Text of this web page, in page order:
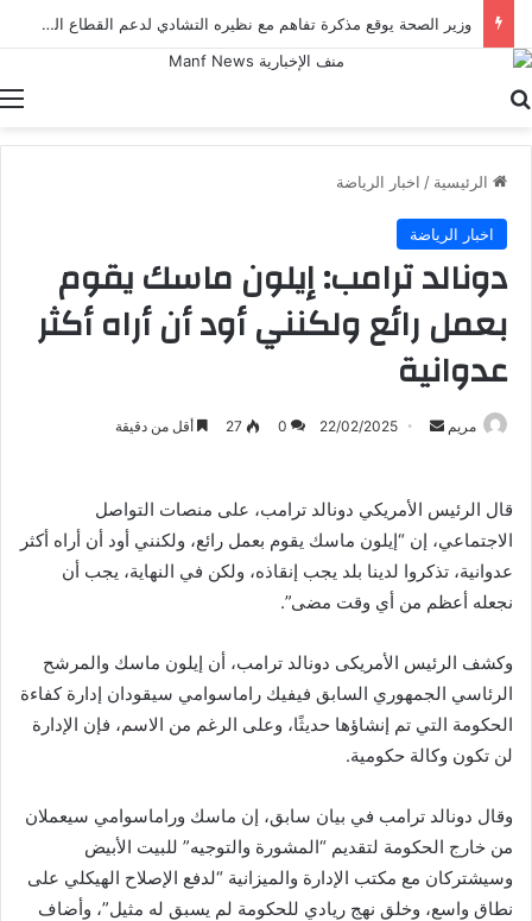
وزير الصحة يوقع مذكرة تفاهم مع نظيره التشادي لدعم القطاع الصحي في إطار أعمال الدورة الرابعة للجنة المصرية التشادية
الرئيسية / اخبار الرياضة
اخبار الرياضة
دونالد ترامب: إيلون ماسك يقوم
بعمل رائع ولكنني أود أن أراه أكثر
عدوانية
مريم
أرسل 22/02/2025
0
27 أقل من دقيقة
قال الرئيس الأمريكي دونالد ترامب، على منصات التواصل
الاجتماعي، إن “إيلون ماسك يقوم بعمل رائع، ولكنني أود أن أراه أكثر
عدوانية، تذكروا لدينا بلد يجب إنقاذه، ولكن في النهاية، يجب أن
نجعله أعظم من أي وقت مضى”.
وكشف الرئيس الأمريكى دونالد ترامب، أن إيلون ماسك والمرشح
الرئاسي الجمهوري السابق فيفيك راماسوامي سيقودان إدارة كفاءة
الحكومة التي تم إنشاؤها حديثًا، وعلى الرغم من الاسم، فإن الإدارة
لن تكون وكالة حكومية.
وقال دونالد ترامب في بيان سابق، إن ماسك وراماسوامي سيعملان
من خارج الحكومة لتقديم “المشورة والتوجيه” للبيت الأبيض
وسيشتركان مع مكتب الإدارة والميزانية “لدفع الإصلاح الهيكلي على
نطاق واسع، وخلق نهج ريادي للحكومة لم يسبق له مثيل”، وأضاف